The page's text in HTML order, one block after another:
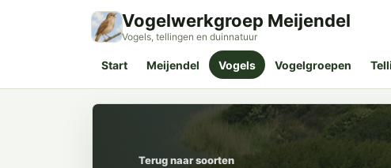
Vogelwerkgroep Meijendel
Vogels, tellingen en duinnatuur
Start Meijendel Vogels Vogelgroepen
Terug naar soorten